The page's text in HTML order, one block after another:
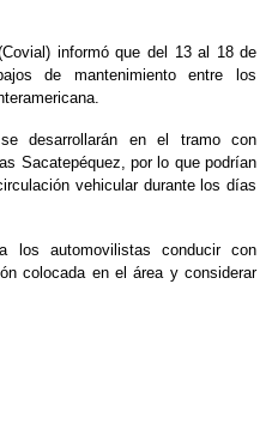
informó que del 13 al 18 de
de mantenimiento entre los
desarrollarán en el tramo con
Sacatepéquez, por lo que podrían
vehicular durante los días
los automovilistas conducir con
colocada en el área y considerar